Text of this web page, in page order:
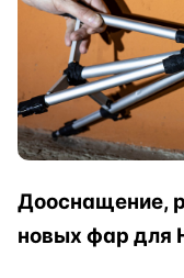
Дооснащение,
новых фар для